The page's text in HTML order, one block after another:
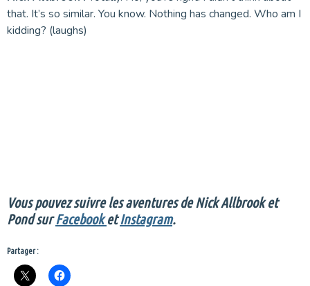
that. It’s so similar. You know. Nothing has changed. Who am I
kidding? (laughs)
Vous pouvez suivre les aventures de Nick Allbrook et
Pond surFacebooketInstagram.
Partager :